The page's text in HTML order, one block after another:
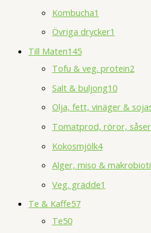
Kombucha1
Övriga drycker1
Till Maten145
Tofu & veg. protein2
Salt & buljong10
Olja, fett, vinäger &
Tomatprod, röror,
Kokosmjölk4
Alger, miso &
Veg. grädde1
Te & Kaffe57
Te50